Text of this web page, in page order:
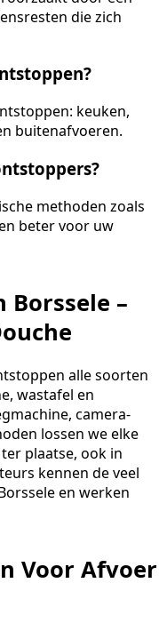
die zich
keuken,
buitenafvoeren.
methoden zoals
beter voor uw
–
alle soorten
wastafel en
camera-
lossen we elke
plaatse, ook in
kennen de veel
en werken
Voor Afvoer